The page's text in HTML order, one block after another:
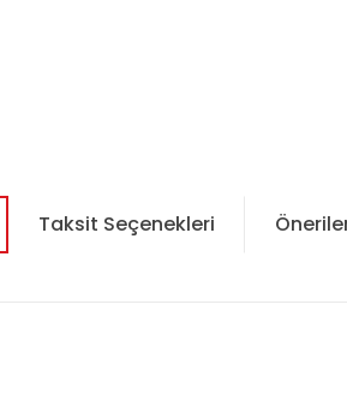
Taksit Seçenekleri